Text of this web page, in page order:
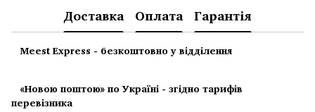
Доставка Оплата Гарантія
Meest Express - безкоштовно у відділення
«Новою поштою» по Україні - згідно тарифів
перевізника